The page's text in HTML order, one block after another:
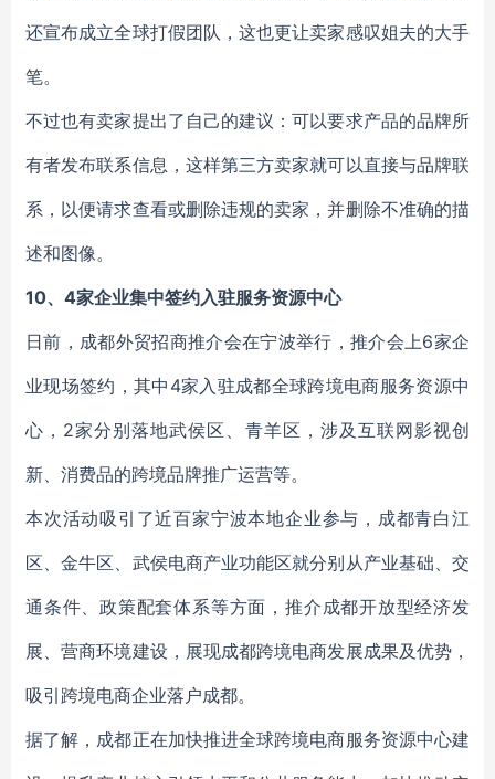
还宣布成立全球打假团队，这也更让卖家感叹姐夫的大手
笔。
不过也有卖家提出了自己的建议：可以要求产品的品牌所
有者发布联系信息，这样第三方卖家就可以直接与品牌联
系，以便请求查看或删除违规的卖家，并删除不准确的描
述和图像。
10、4家企业集中签约入驻服务资源中心
日前，成都外贸招商推介会在宁波举行，推介会上6家企
业现场签约，其中4家入驻成都全球跨境电商服务资源中
心，2家分别落地武侯区、青羊区，涉及互联网影视创
新、消费品的跨境品牌推广运营等。
本次活动吸引了近百家宁波本地企业参与，成都青白江
区、金牛区、武侯电商产业功能区就分别从产业基础、交
通条件、政策配套体系等方面，推介成都开放型经济发
展、营商环境建设，展现成都跨境电商发展成果及优势，
吸引跨境电商企业落户成都。
据了解，成都正在加快推进全球跨境电商服务资源中心建